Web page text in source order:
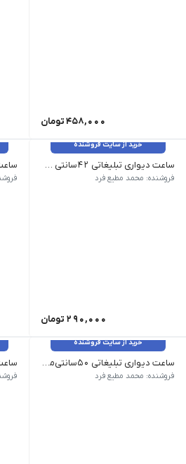
458,000تومان
خرید از سایت فروشنده
ساعت دیواری تبلیغاتی 42سانتی متر تیک تاک سپهران ابعاد 42 × 42 سانتی متر رنگ زرد, سبز, سرمه ای, قرمز, نارنجی, مشکی, آبی تعداد در کارتن 8
فروشنده: محمد مطیع فرد
290,000 تومان
ابعاد 42 × 42 سانتی متر رنگ زرد, سبز, سرمه ای, قرمز, نارنجی,
خرید از سایت فروشنده
ساعت دیواری تبلیغاتی 50سانتی‌متر تیک تاک سپهران ابعاد 50 × 50 سانتی متر رنگ سرمه ای, سفید, طوسی روشن, مشکی تعداد در کارتن 5
فروشنده: محمد مطیع فرد
ابعاد 50 × 50 سانتی متر رنگ سرمه ای, سفید, طوسی